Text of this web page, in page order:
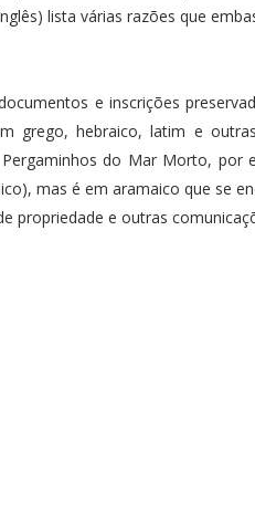
lista várias razões que
e inscrições
grego, hebraico, latim e
do Mar Morto,
mas é em aramaico que se
propriedade e outras